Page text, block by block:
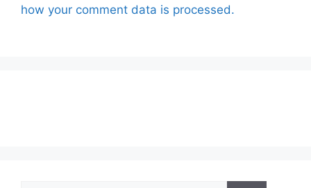
how your comment data is processed.